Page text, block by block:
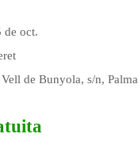
de oct.
de Bunyola, s/n, Palma